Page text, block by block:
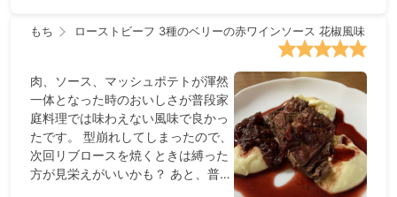
もち ローストビーフ 3種のベリーの赤ワインソース 花椒風味
肉、ソース、マッシュポテトが渾然
一体となった時のおいしさが普段家
庭料理では味わえない風味で良かっ
たです。 型崩れしてしまったので、
次回リブロースを焼くときは縛った
方が見栄えがいいかも？ あと、普段